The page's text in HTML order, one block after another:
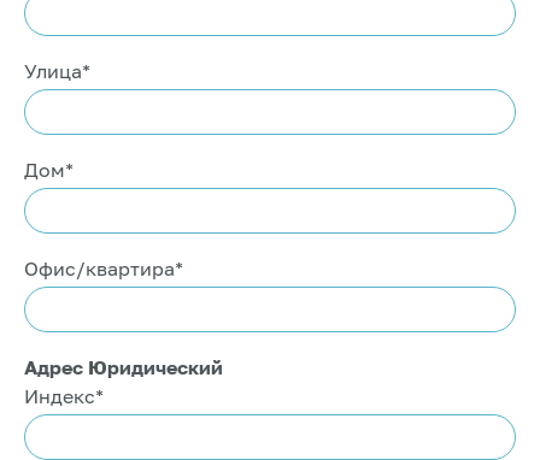
Улица*
Дом*
Офис/квартира*
Адрес Юридический
Индекс*